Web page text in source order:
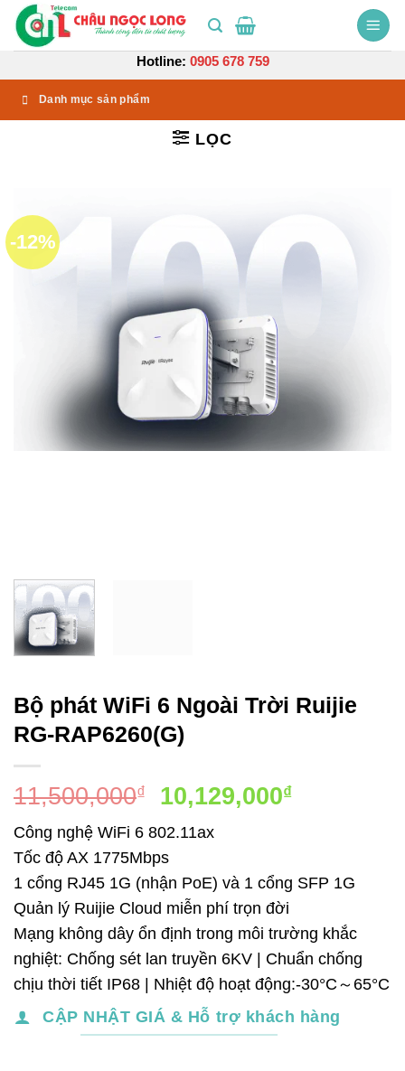
Bỏ
qua
Hotline: 0905 678 759
Danh mục sản phẩm
LỌC
-12%
Bộ phát WiFi 6 Ngoài Trời Ruijie
RG-RAP6260(G)
11,500,000₫
Giá
là:
11,500,000₫.
10,129,000₫Giá
Công nghệ WiFi 6 802.11ax
Tốc độ AX 1775Mbps
1 cổng RJ45 1G (nhận PoE) và 1 cổng SFP 1G
Quản lý Ruijie Cloud miễn phí trọn đời
Mạng không dây ổn định trong môi trường khắc
nghiệt: Chống sét lan truyền 6KV | Chuẩn chống
chịu thời tiết IP68 | Nhiệt độ hoạt động:-30°C～65°C
CẬP NHẬT GIÁ & Hỗ trợ khách hàng